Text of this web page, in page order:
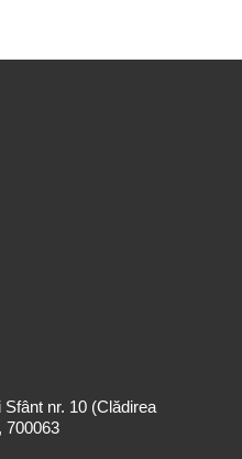
nr. 10 (Clădirea
700063